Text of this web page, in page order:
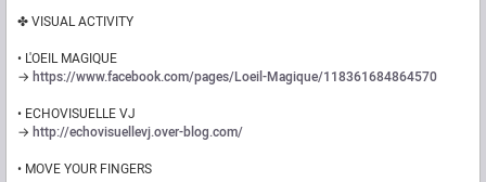
✤ VISUAL ACTIVITY
• L'OEIL MAGIQUE
→ https://www.facebook.com/pages/Loeil-Magique/118361684864570
• ECHOVISUELLE VJ
→ http://echovisuellevj.over-blog.com/
• MOVE YOUR FINGERS